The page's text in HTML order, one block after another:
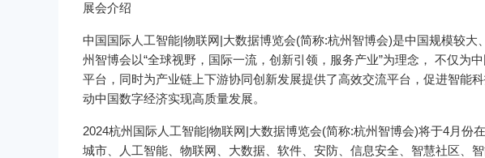
展会介绍
中国国际人工智能|物联网|大数据博览会(简称:杭州智博会)是中国规模较
州智博会以“全球视野，国际一流，创新引领，服务产业”为理念， 不仅为
平台，同时为产业链上下游协同创新发展提供了高效交流平台，促进智能
动中国数字经济实现高质量发展。
2024杭州国际人工智能|物联网|大数据博览会(简称:杭州智博会)将于4月份
城市、人工智能、物联网、大数据、软件、安防、信息安全、智慧社区、